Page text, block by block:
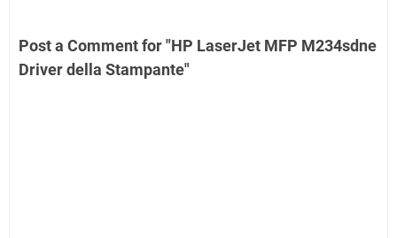
Post a Comment for "HP LaserJet MFP M234sdne
Driver della Stampante"